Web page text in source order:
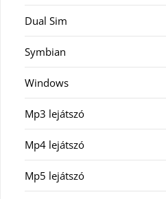
Dual Sim
Symbian
Windows
Mp3 lejátszó
Mp4 lejátszó
Mp5 lejátszó